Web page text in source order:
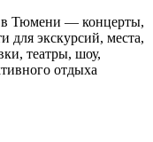
Тюмени — концерты,
для экскурсий, места,
театры, шоу,
отдыха